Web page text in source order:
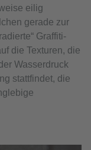
eilig
gerade zur
Graffiti-
die Texturen, die
Wasserdruck
stattfindet, die